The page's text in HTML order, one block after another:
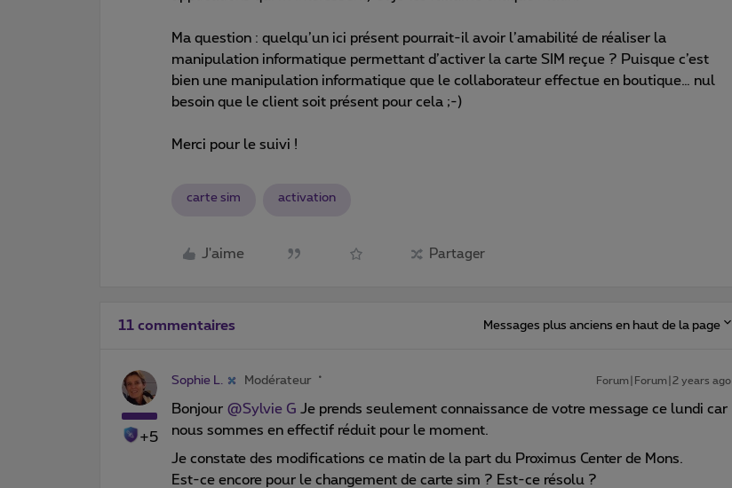
Ma question : quelqu’un ici présent pourrait-il avoir l’amabilité de réaliser la
manipulation informatique permettant d’activer la carte SIM reçue ? Puisque c’est
bien une manipulation informatique que le collaborateur effectue en boutique… nul
besoin que le client soit présent pour cela ;-)
Merci pour le suivi !
carte sim activation
J'aime Partager
11 commentaires Messages plus anciens en haut de la page
+5
Sophie L. Modérateur Forum|Forum|2 years ago
Bonjour @Sylvie G Je prends seulement connaissance de votre message ce lundi car
nous sommes en effectif réduit pour le moment.
Je constate des modifications ce matin de la part du Proximus Center de Mons.
Est-ce encore pour le changement de carte sim ? Est-ce résolu ?